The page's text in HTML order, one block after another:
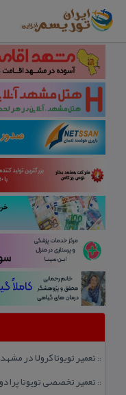
:: تعمیر تویوتا كرولا در
:: تعمیر تخصصی تویوتا